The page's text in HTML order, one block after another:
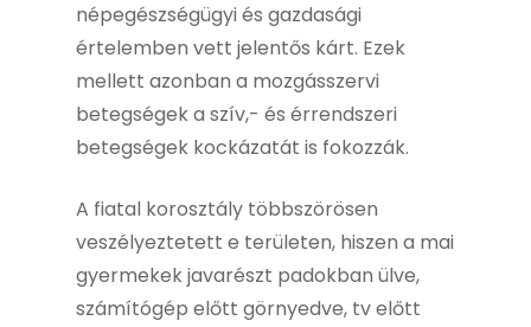
népegészségügyi és gazdasági
értelemben vett jelentős kárt. Ezek
mellett azonban a mozgásszervi
betegségek a szív,- és érrendszeri
betegségek kockázatát is fokozzák.
A fiatal korosztály többszörösen
veszélyeztetett e területen, hiszen a mai
gyermekek javarészt padokban ülve,
számítógép előtt görnyedve, tv előtt